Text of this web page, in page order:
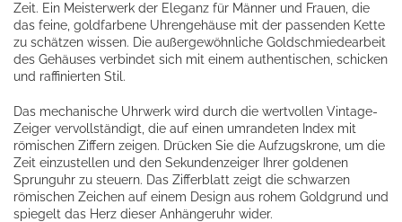
Zeit. Ein Meisterwerk der Eleganz für Männer und Frauen, die
das feine, goldfarbene Uhrengehäuse mit der passenden Kette
zu schätzen wissen. Die außergewöhnliche Goldschmiedearbeit
des Gehäuses verbindet sich mit einem authentischen, schicken
und raffinierten Stil.
Das mechanische Uhrwerk wird durch die wertvollen Vintage-
Zeiger vervollständigt, die auf einen umrandeten Index mit
römischen Ziffern zeigen. Drücken Sie die Aufzugskrone, um die
Zeit einzustellen und den Sekundenzeiger Ihrer goldenen
Sprunguhr zu steuern. Das Zifferblatt zeigt die schwarzen
römischen Zeichen auf einem Design aus rohem Goldgrund und
spiegelt das Herz dieser Anhängeruhr wider.